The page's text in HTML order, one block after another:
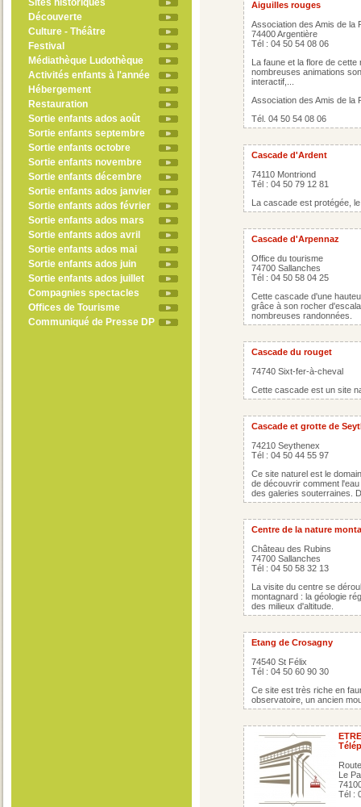
Sites historiques
Découverte
Culture - Théâtre
Festival
Médiathèque Ludothèque
Activités enfants à l'année
Hébergement
Restauration
Sortie enfants ados août
Sortie enfants septembre
Sortie enfants octobre
Sortie enfants novembre
Sortie enfants décembre
Sortie enfants ados janvier
Sortie enfants ados février
Sortie enfants ados mars
Sortie enfants ados avril
Sortie enfants ados mai
Sortie enfants ados juin
Sortie enfants ados juillet
Compagnies spectacles
Offices de Tourisme
Communiqué de Presse DP
Aiguilles rouges
Association des Amis de la
74400 Argentière
Tél : 04 50 54 08 06
La faune et la flore de
nombreuses animations
interactif,...
Association des Amis de la
Tél. 04 50 54 08 06
Cascade d'Ardent
74110 Montriond
Tél : 04 50 79 12 81
La cascade est protégée,
Cascade d'Arpennaz
Office du tourisme
74700 Sallanches
Tél : 04 50 58 04 25
Cette cascade d'une
grâce à son rocher
nombreuses randonnées.
Cascade du rouget
74740 Sixt-fer-à-cheval
Cette cascade est un site
Cascade et grotte de
74210 Seythenex
Tél : 04 50 44 55 97
Ce site naturel est le
de découvrir comment
des galeries souterraines.
Centre de la nature
Château des Rubins
74700 Sallanches
Tél : 04 50 58 32 13
La visite du centre se
montagnard : la géologie
des milieux d'altitude.
Etang de Crosagny
74540 St Félix
Tél : 04 50 60 90 30
Ce site est très riche en
observatoire, un ancien
Le
Tél :